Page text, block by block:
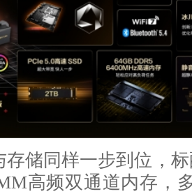
同样一步到位，标
高频双通道内存，